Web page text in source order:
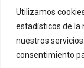
Utilizamos
estadísticos de la
nuestros
consentimiento